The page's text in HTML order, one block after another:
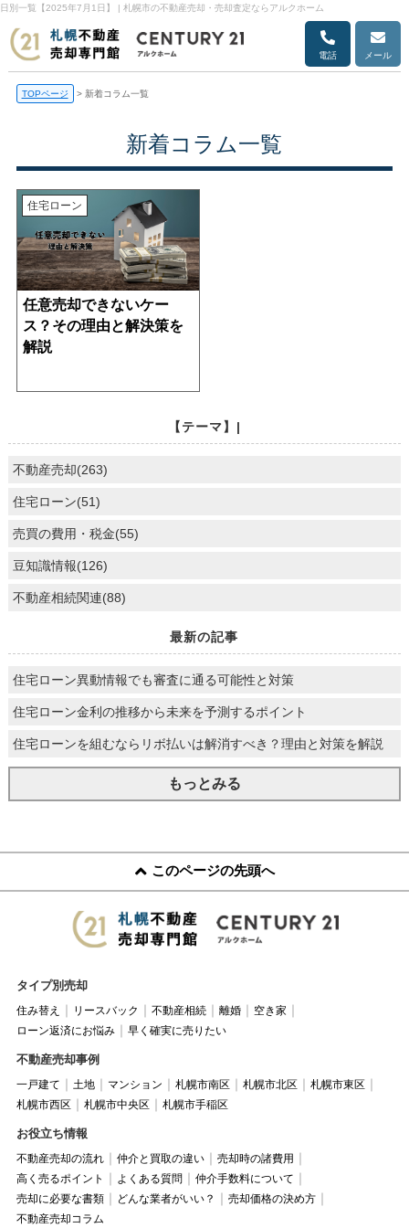
日別一覧【2025年7月1日】 | 札幌市の不動産売却・売却査定ならアルクホーム
電話 メール
TOPページ > 新着コラム一覧
新着コラム一覧
住宅ローン
任意売却できないケー
ス？その理由と解決策を
解説
【テーマ】|
不動産売却(263)
住宅ローン(51)
売買の費用・税金(55)
豆知識情報(126)
不動産相続関連(88)
最新の記事
住宅ローン異動情報でも審査に通る可能性と対策
住宅ローン金利の推移から未来を予測するポイント
住宅ローンを組むならリボ払いは解消すべき？理由と対策を解説
もっとみる
このページの先頭へ
タイプ別売却
住み替え リースバック 不動産相続 離婚
空き家
ローン返済にお悩み
早く確実に売りたい
不動産売却事例
一戸建て 土地 マンション 札幌市南区 札幌市北区
札幌市東区
札幌市西区
札幌市中央区 札幌市手稲区
お役立ち情報
不動産売却の流れ 仲介と買取の違い
売却時の諸費用
高く売るポイント
よくある質問
仲介手数料について
売却に必要な書類
どんな業者がいい？
売却価格の決め方
不動産売却コラム